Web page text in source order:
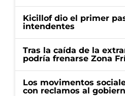
Kicillof dio el primer
intendentes
Tras la caída de la
podría frenarse Zona
Los movimentos
con reclamos al